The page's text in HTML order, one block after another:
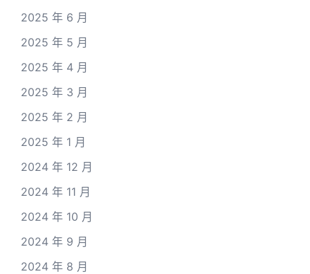
2025 年 6 月
2025 年 5 月
2025 年 4 月
2025 年 3 月
2025 年 2 月
2025 年 1 月
2024 年 12 月
2024 年 11 月
2024 年 10 月
2024 年 9 月
2024 年 8 月